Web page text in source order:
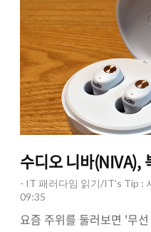
업툴'을 사용하는 것이 훨
그렇다면 어떤 협업툴을
업무의 효율성을 높일 수 있
에서 좀 더 나은 평가를 받
수디오 니바(NIVA),
- IT 패러다임 읽기/IT's Tip :
09:35
요즘 주위를 둘러보면 '무